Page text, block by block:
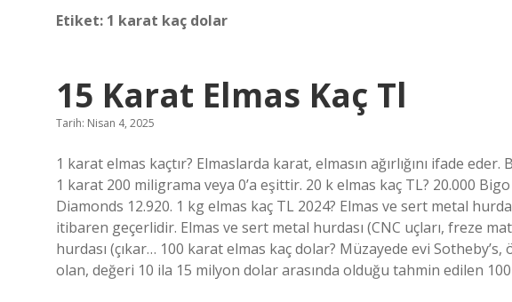
Etiket: 1 karat kaç dolar
15 Karat Elmas Kaç Tl
Tarih: Nisan 4, 2025
1 karat elmas kaçtır? Elmaslarda karat, elmasın ağırlığını ifade eder.
1 karat 200 miligrama veya 0’a eşittir. 20 k elmas kaç TL? 20.000
Diamonds 12.920. 1 kg elmas kaç TL 2024? Elmas ve sert metal
itibaren geçerlidir. Elmas ve sert metal hurdası (CNC uçları, freze
hurdası (çıkar… 100 karat elmas kaç dolar? Müzayede evi Sotheby’s,
olan, değeri 10 ila 15 milyon dolar arasında olduğu tahmin edilen